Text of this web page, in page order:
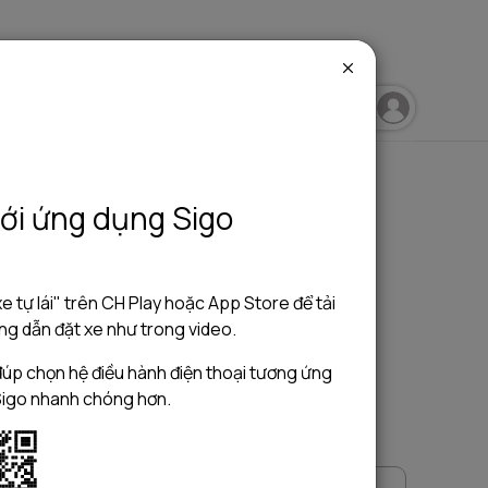
ứng dụng Sigo
tự lái" trên CH Play hoặc App Store để tải
dẫn đặt xe như trong video.
chọn hệ điều hành điện thoại tương ứng
nhanh chóng hơn.